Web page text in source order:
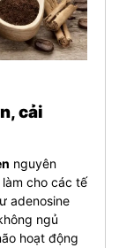
cải
nguyên
cho các tế
adenosine
ngủ
hoạt động